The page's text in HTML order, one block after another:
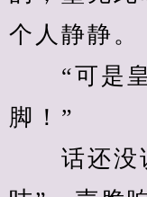
个人静静。
“可是皇
脚！”
话还没